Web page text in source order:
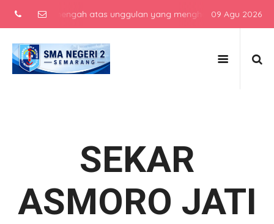
menengah atas unggulan yang menghasilkan lulusan
09 Agu 2026
SEKAR
ASMORO JATI